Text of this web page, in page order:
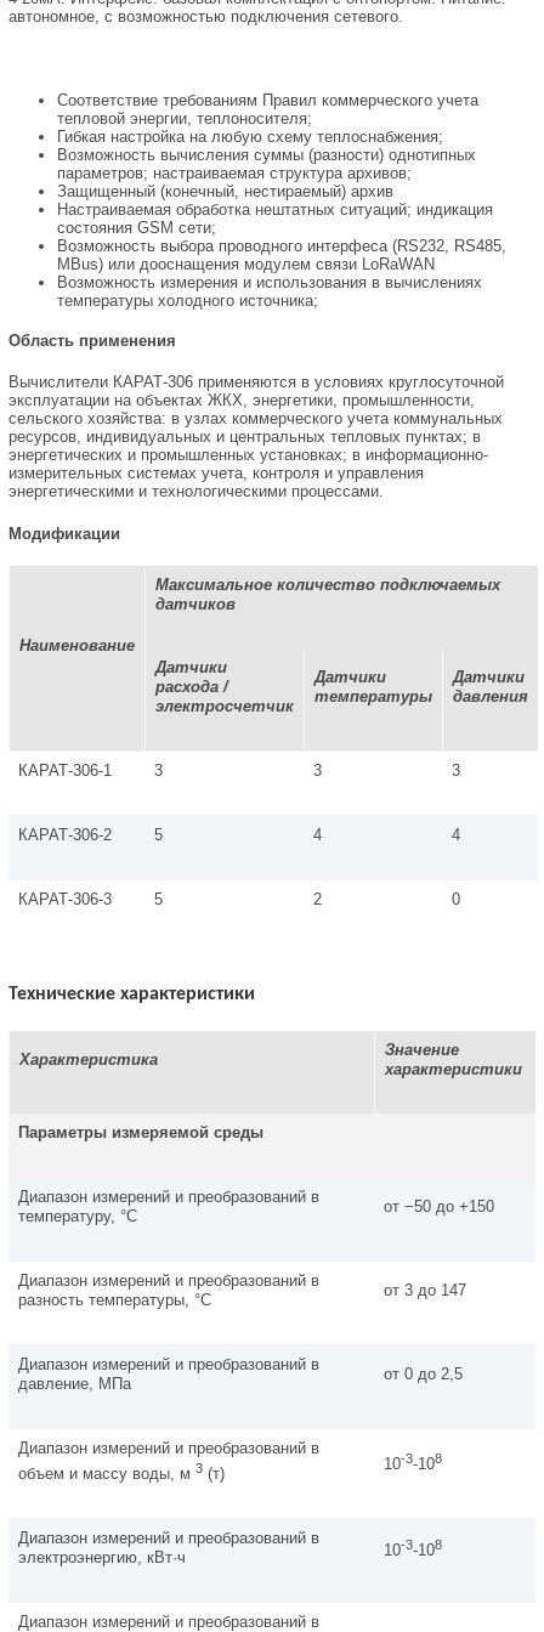
автономное, с возможностью подключения сетевого.
Соответствие требованиям Правил коммерческого учета
тепловой энергии, теплоносителя;
Гибкая настройка на любую схему теплоснабжения;
Возможность вычисления суммы (разности) однотипных
параметров; настраиваемая структура архивов;
Защищенный (конечный, нестираемый) архив
Настраиваемая обработка нештатных ситуаций; индикация
состояния GSM сети;
Возможность выбора проводного интерфеса (RS232, RS485,
MBus) или дооснащения модулем связи LoRaWAN
Возможность измерения и использования в вычислениях
температуры холодного источника;
Область применения
Вычислители КАРАТ-306 применяются в условиях круглосуточной
эксплуатации на объектах ЖКХ, энергетики, промышленности,
сельского хозяйства: в узлах коммерческого учета коммунальных
ресурсов, индивидуальных и центральных тепловых пунктах; в
энергетических и промышленных установках; в информационно-
измерительных системах учета, контроля и управления
энергетическими и технологическими процессами.
Модификации
Наименование
Максимальное количество подключаемых
датчиков
Датчики
расхода /
электросчетчик
Датчики
температуры
Датчики
давления
КАРАТ-306-1 3 3 3
КАРАТ-306-2 5 4 4
КАРАТ-306-3 5 2 0
Технические характеристики
Характеристика
Значение
характеристики
Параметры измеряемой среды
Диапазон измерений и преобразований в
температуру, °С
от −50 до +150
Диапазон измерений и преобразований в
разность температуры, °С
от 3 до 147
Диапазон измерений и преобразований в
давление, МПа
от 0 до 2,5
Диапазон измерений и преобразований в
объем и массу воды, м 3(т)
10-3-108
Диапазон измерений и преобразований в
электроэнергию, кВт·ч
10-3-108
Диапазон измерений и преобразований в